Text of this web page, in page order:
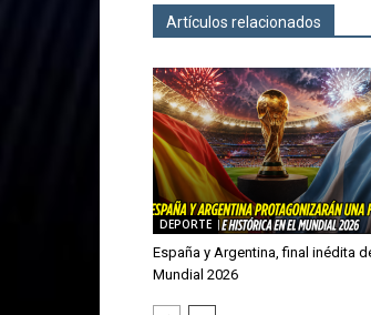
Artículos relacionados
DEPORTE
España y Argentina, final inédita
Mundial 2026